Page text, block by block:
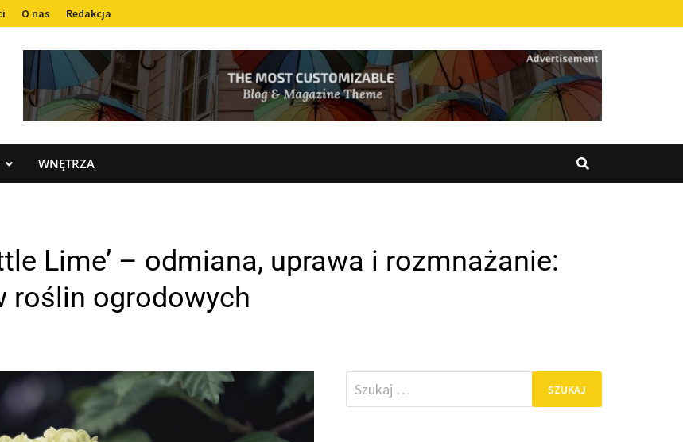
O nas Redakcja
WNĘTRZA
Lime’ – odmiana, uprawa i rozmnażanie:
roślin ogrodowych
Szukaj: